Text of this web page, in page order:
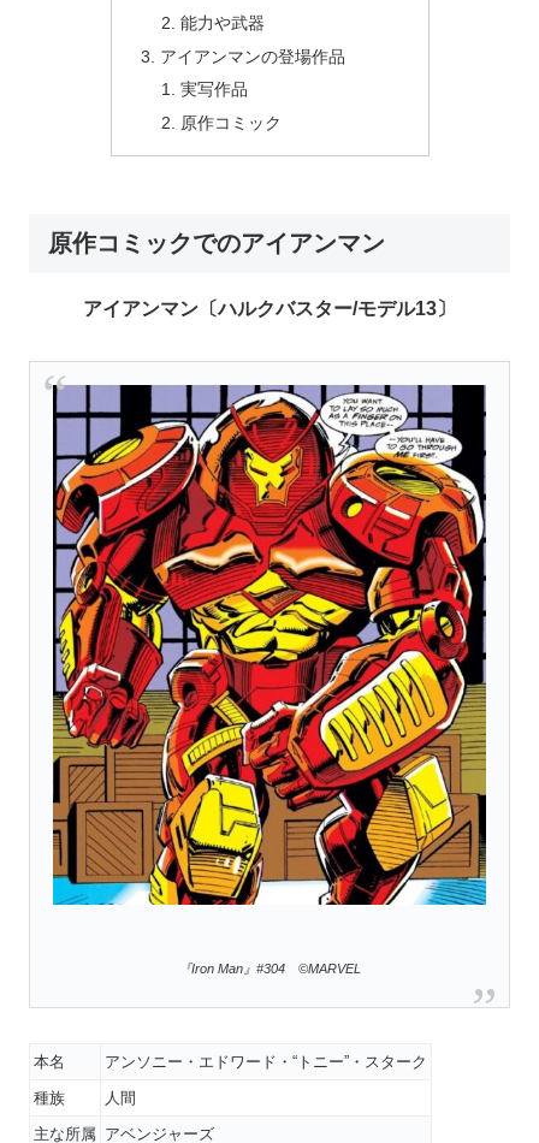
能力や武器
アイアンマンの登場作品
実写作品
原作コミック
原作コミックでのアイアンマン
アイアンマン〔ハルクバスター/モデル13〕
『Iron Man』#304 ©MARVEL
本名
アンソニー・エドワード・“トニー”・スターク
種族
人間
主な所属 アベンジャーズ